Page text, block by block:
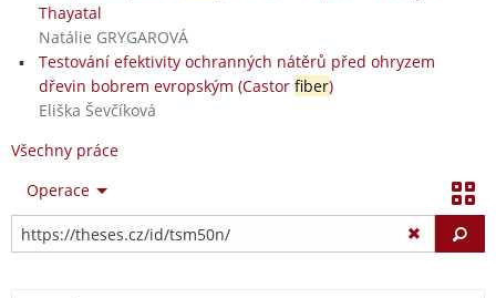
Thayatal
Natálie GRYGAROVÁ
Testování efektivity ochranných nátěrů před ohryzem
dřevin bobrem evropským (Castor fiber)
Eliška Ševčíková
Všechny práce
Operace